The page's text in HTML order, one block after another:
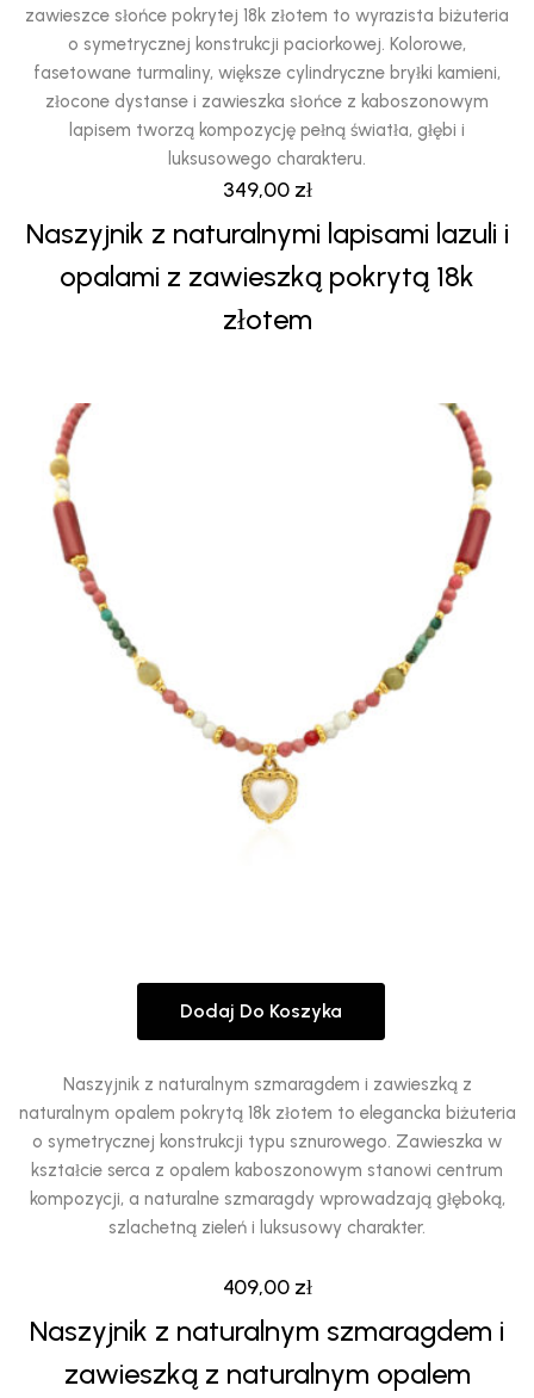
Naszyjnik z naturalnymi lapisami lazuli i
opalami z zawieszką pokrytą 18k
złotem
349,00 zł
zawieszce słońce pokrytej 18k złotem to wyrazista biżuteria
o symetrycznej konstrukcji paciorkowej. Kolorowe,
fasetowane turmaliny, większe cylindryczne bryłki kamieni,
złocone dystanse i zawieszka słońce z kaboszonowym
lapisem tworzą kompozycję pełną światła, głębi i
luksusowego charakteru.
Naszyjnik z naturalnym szmaragdem i
zawieszką z naturalnym opalem
409,00 zł
Naszyjnik z naturalnym szmaragdem i zawieszką z
naturalnym opalem pokrytą 18k złotem to elegancka biżuteria
o symetrycznej konstrukcji typu sznurowego. Zawieszka w
kształcie serca z opalem kaboszonowym stanowi centrum
kompozycji, a naturalne szmaragdy wprowadzają głęboką,
szlachetną zieleń i luksusowy charakter.
Dodaj Do Koszyka